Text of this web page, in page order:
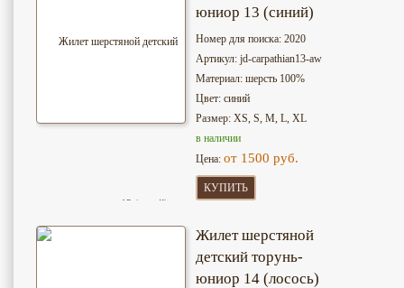
юниор 13 (синий)
Номер для поиска: 2020
Артикул: jd-сarpathian13-aw
Материал: шерсть 100%
Цвет: синий
Размер: XS, S, M, L, XL
в наличии
Цена: от 1500 руб.
КУПИТЬ
Жилет шерстяной
детский торунь-
юниор 14 (лосось)